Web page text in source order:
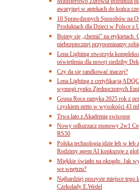
awaryjnej w aptekach do końca
10 Sprawdzonych Sposobów na
Produktach dla Dzieci w Polsce z
Boimy się „chemii” na etykietach.
niebezpiecznej przypominamy
Lena Lighting stworzyła
oświetlenia dla nowej siedziby
Czy da się randkować inaczej?
Lena Lighting z certyfikacją
wymogi rynku Zjednoczonych
Grupa Roca zamyka 2025 rok z
i zyskiem netto w wysokości 43
Trwa lato z Akademią swisspor
Nowy odkurzacz pionowy 2w1
RS50
Polska technologia idzie łeb w łeb
Rodzimy agent AI konkuruje z
Miękkie światło na okrągło. Jak
we wnętrzu?
Najbardziej puszyste miejsce tego
Czekolady E.Wedel